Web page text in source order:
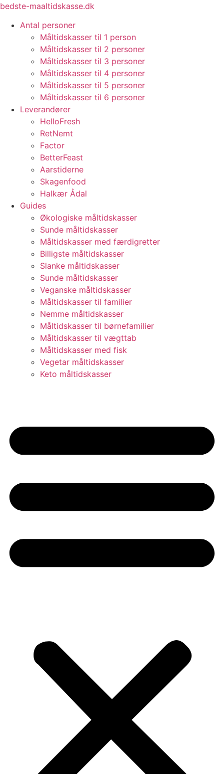
Videre
indhold
bedste-maaltidskasse.dk
Antal personer
Måltidskasser til 1 person
Måltidskasser til 2 personer
Måltidskasser til 3 personer
Måltidskasser til 4 personer
Måltidskasser til 5 personer
Måltidskasser til 6 personer
Leverandører
HelloFresh
RetNemt
Factor
BetterFeast
Aarstiderne
Skagenfood
Halkær Ådal
Guides
Økologiske måltidskasser
Sunde måltidskasser
Måltidskasser med færdigretter
Billigste måltidskasser
Slanke måltidskasser
Sunde måltidskasser
Veganske måltidskasser
Måltidskasser til familier
Nemme måltidskasser
Måltidskasser til børnefamilier
Måltidskasser til vægttab
Måltidskasser med fisk
Vegetar måltidskasser
Keto måltidskasser